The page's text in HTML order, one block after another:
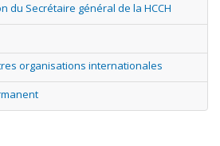
du Secrétaire général de la HCCH
organisations internationales